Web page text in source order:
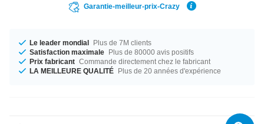
Garantie-meilleur-prix-Crazy
Le leader mondial Plus de 7M clients
Satisfaction maximale Plus de 80000 avis positifs
Prix fabricant Commande directement chez le fabricant
LA MEILLEURE QUALITÉ Plus de 20 années d'expérience